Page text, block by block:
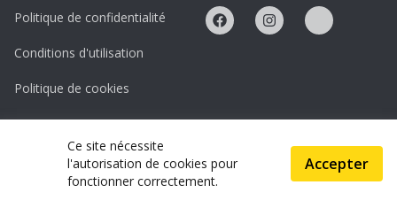
Politique de confidentialité
Conditions d'utilisation
Politique de cookies
Licences
© 2026 ScanAndMake
Ce site nécessite
l'autorisation de cookies pour
fonctionner correctement.
Accepter